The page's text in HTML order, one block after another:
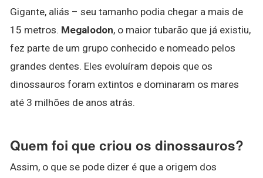
Gigante, aliás – seu tamanho podia chegar a mais de
15 metros. Megalodon, o maior tubarão que já existiu,
fez parte de um grupo conhecido e nomeado pelos
grandes dentes. Eles evoluíram depois que os
dinossauros foram extintos e dominaram os mares
até 3 milhões de anos atrás.
Quem foi que criou os dinossauros?
Assim, o que se pode dizer é que a origem dos